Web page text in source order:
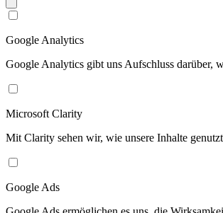
Google Analytics
Google Analytics gibt uns Aufschluss darüber,
Microsoft Clarity
Mit Clarity sehen wir, wie unsere Inhalte
Google Ads